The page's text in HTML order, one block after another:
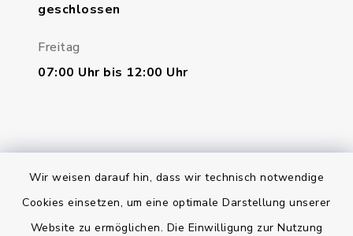
Wir weisen darauf hin, dass wir technisch notwendige
Cookies einsetzen, um eine optimale Darstellung unserer
Website zu ermöglichen. Die Einwilligung zur Nutzung
geschlossen
Freitag
07:00 Uhr bis 12:00 Uhr
Bankverbindung